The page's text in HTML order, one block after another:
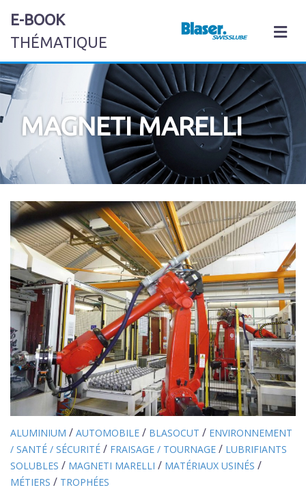
E-BOOK
THÉMATIQUE
MAGNETI MARELLI
ALUMINIUM / AUTOMOBILE / BLASOCUT / ENVIRONNEMENT
/ SANTÉ / SÉCURITÉ / FRAISAGE / TOURNAGE / LUBRIFIANTS
SOLUBLES / MAGNETI MARELLI / MATÉRIAUX USINÉS /
MÉTIERS / TROPHÉES